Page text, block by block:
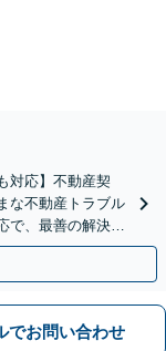
対応】不動産契
な不動産トラブル
で、最善の解決を
でお問い合わせ